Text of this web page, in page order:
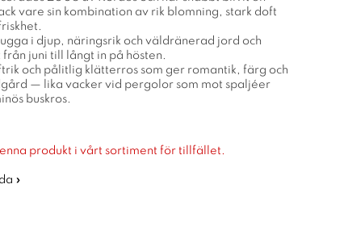
vare sin kombination av rik blomning, stark doft
i djup, näringsrik och väldränerad jord och
juni till långt in på hösten.
och pålitlig klätterros som ger romantik, färg och
— lika vacker vid pergolor som mot spaljéer
buskros.
produkt i vårt sortiment för tillfället.
»